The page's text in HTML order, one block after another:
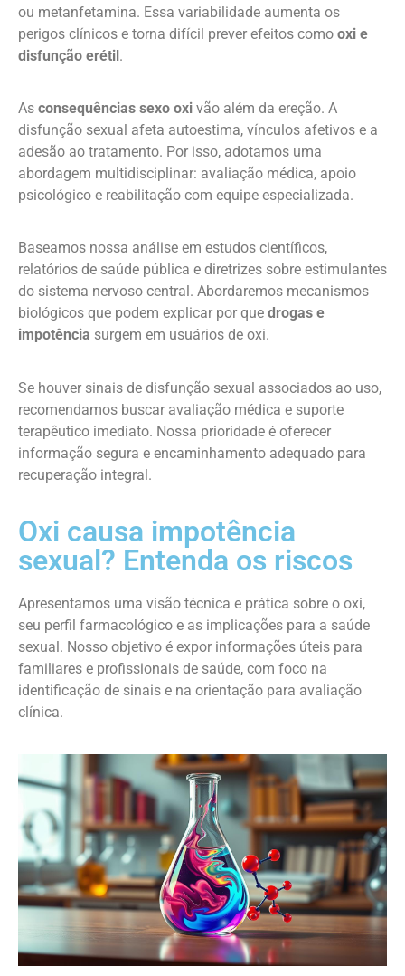
ou metanfetamina. Essa variabilidade aumenta os
perigos clínicos e torna difícil prever efeitos como oxi e
disfunção erétil.
As consequências sexo oxi vão além da ereção. A
disfunção sexual afeta autoestima, vínculos afetivos e a
adesão ao tratamento. Por isso, adotamos uma
abordagem multidisciplinar: avaliação médica, apoio
psicológico e reabilitação com equipe especializada.
Baseamos nossa análise em estudos científicos,
relatórios de saúde pública e diretrizes sobre estimulantes
do sistema nervoso central. Abordaremos mecanismos
biológicos que podem explicar por que drogas e
impotência surgem em usuários de oxi.
Se houver sinais de disfunção sexual associados ao uso,
recomendamos buscar avaliação médica e suporte
terapêutico imediato. Nossa prioridade é oferecer
informação segura e encaminhamento adequado para
recuperação integral.
Oxi causa impotência
sexual? Entenda os riscos
Apresentamos uma visão técnica e prática sobre o oxi,
seu perfil farmacológico e as implicações para a saúde
sexual. Nosso objetivo é expor informações úteis para
familiares e profissionais de saúde, com foco na
identificação de sinais e na orientação para avaliação
clínica.